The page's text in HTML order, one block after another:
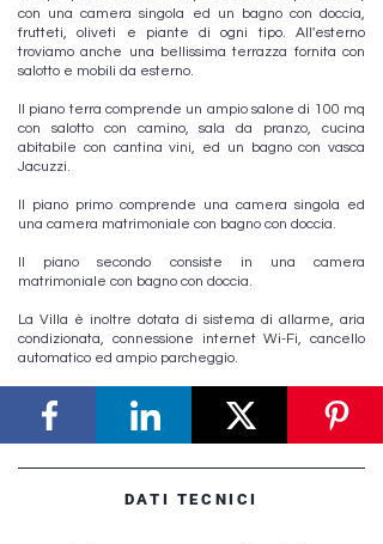
con una camera singola ed un bagno con doccia,
frutteti, oliveti e piante di ogni tipo. All'esterno
troviamo anche una bellissima terrazza fornita con
salotto e mobili da esterno.
Il piano terra comprende un ampio salone di 100 mq
con salotto con camino, sala da pranzo, cucina
abitabile con cantina vini, ed un bagno con vasca
Jacuzzi.
Il piano primo comprende una camera singola ed
una camera matrimoniale con bagno con doccia.
Il piano secondo consiste in una camera
matrimoniale con bagno con doccia.
La Villa è inoltre dotata di sistema di allarme, aria
condizionata, connessione internet Wi-Fi, cancello
automatico ed ampio parcheggio.
DATI TECNICI